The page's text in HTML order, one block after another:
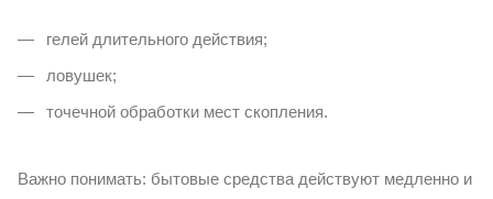
гелей длительного действия;
ловушек;
точечной обработки мест скопления.
Важно понимать: бытовые средства действуют медленно и